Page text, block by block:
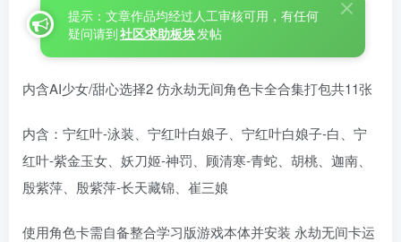
提示：文章作品均经过人工审核可用，有任何
疑问请到社区求助板块发帖
内含AI少女/甜心选择2 仿永劫无间角色卡全合集打包共11张
内含：宁红叶-泳装、宁红叶白娘子、宁红叶白娘子-白、宁
红叶-紫金玉女、妖刀姬-神罚、顾清寒-青蛇、胡桃、迦南、
殷紫萍、殷紫萍-长天藏锦、崔三娘
使用角色卡需自备整合学习版游戏本体并安装 永劫无间卡运